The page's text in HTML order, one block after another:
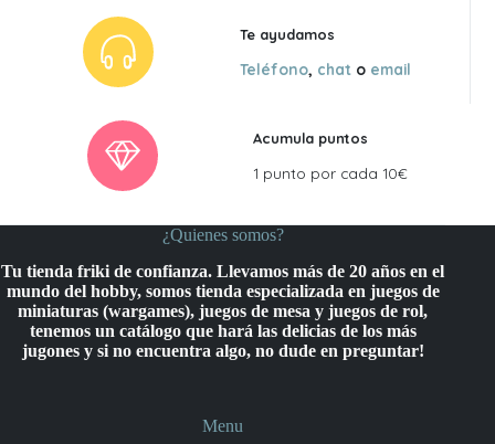
Te ayudamos
Teléfono, chat o email
Acumula puntos
1 punto por cada 10€
¿Quienes somos?
Tu tienda friki de confianza. Llevamos más de 20 años en el
mundo del hobby, somos tienda especializada en juegos de
miniaturas (wargames), juegos de mesa y juegos de rol,
tenemos un catálogo que hará las delicias de los más
jugones y si no encuentra algo, no dude en preguntar!
Menu